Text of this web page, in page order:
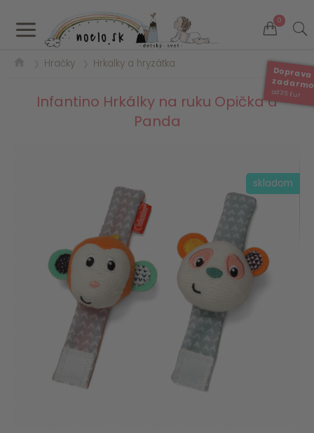
a 0
Doprava
od 35 Eur
Hračky Hrkalky a hryzátka
Infantino Hrkálky na ruku Opička a
Panda
skladom